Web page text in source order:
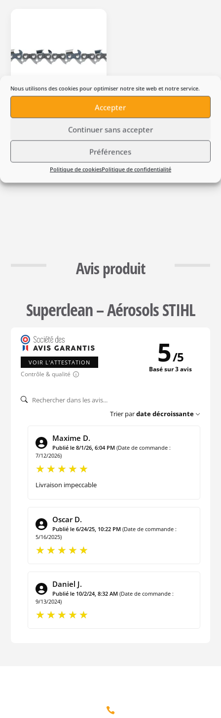
Nous utilisons des cookies pour optimiser notre site web et notre service.
Accepter
Continuer sans accepter
Préférences
Politique de cookiesPolitique de confidentialité
Chaîne STIHL Rapid Super
(RS) .325″ 1,6 mm
de
prix :
28,30 €
En Stock 🔋
Avis produit
Superclean – Aérosols STIHL
VOIR L'ATTESTATION
Contrôle & qualité
5/5
Basé sur 3 avis
Trier pardate décroissante
Maxime D.
Publié le 8/1/26, 6:04 PM (Date de commande :
7/12/2026)
Livraison impeccable
Oscar D.
Publié le 6/24/25, 10:22 PM (Date de commande :
5/16/2025)
Daniel J.
Publié le 10/2/24, 8:32 AM (Date de commande :
9/13/2024)
